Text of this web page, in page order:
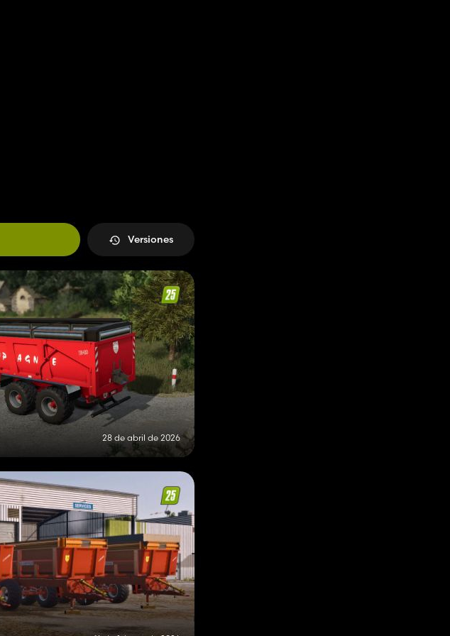
Versiones
28 de abril de 2026